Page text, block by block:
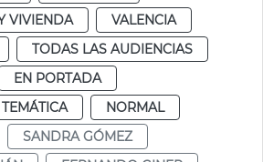
VIVIENDA
VALENCIA
TODAS LAS AUDIENCIAS
EN PORTADA
NORMAL
SANDRA GÓMEZ